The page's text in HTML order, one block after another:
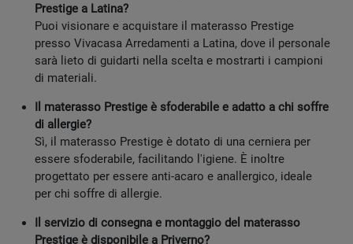
Prestige a Latina?
Puoi visionare e acquistare il materasso Prestige
presso Vivacasa Arredamenti a Latina, dove il personale
sarà lieto di guidarti nella scelta e mostrarti i campioni
di materiali.
Il materasso Prestige è sfoderabile e adatto a chi soffre
di allergie?
Sì, il materasso Prestige è dotato di una cerniera per
essere sfoderabile, facilitando l'igiene. È inoltre
progettato per essere anti-acaro e anallergico, ideale
per chi soffre di allergie.
Il servizio di consegna e montaggio del materasso
Prestige è disponibile a Priverno?